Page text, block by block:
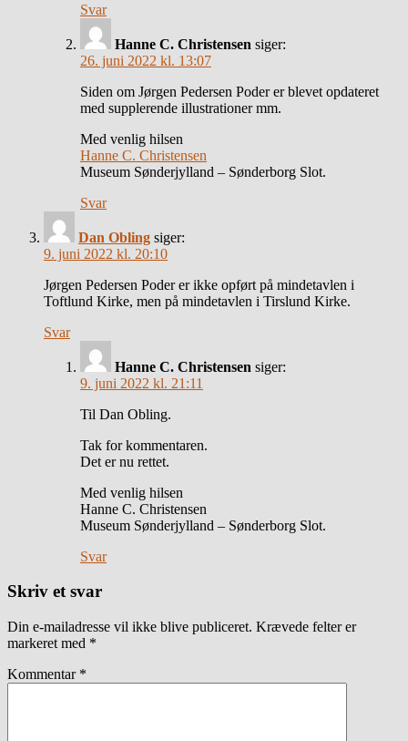
Svar
Hanne C. Christensen siger:
26. juni 2022 kl. 13:07
Siden om Jørgen Pedersen Poder er blevet opdateret
med supplerende illustrationer mm.
Med venlig hilsen
Hanne C. Christensen
Museum Sønderjylland – Sønderborg Slot.
Svar
Dan Obling siger:
9. juni 2022 kl. 20:10
Jørgen Pedersen Poder er ikke opført på mindetavlen i
Toftlund Kirke, men på mindetavlen i Tirslund Kirke.
Svar
Hanne C. Christensen siger:
9. juni 2022 kl. 21:11
Til Dan Obling.
Tak for kommentaren.
Det er nu rettet.
Med venlig hilsen
Hanne C. Christensen
Museum Sønderjylland – Sønderborg Slot.
Svar
Skriv et svar
Din e-mailadresse vil ikke blive publiceret. Krævede felter er
markeret med *
Kommentar *